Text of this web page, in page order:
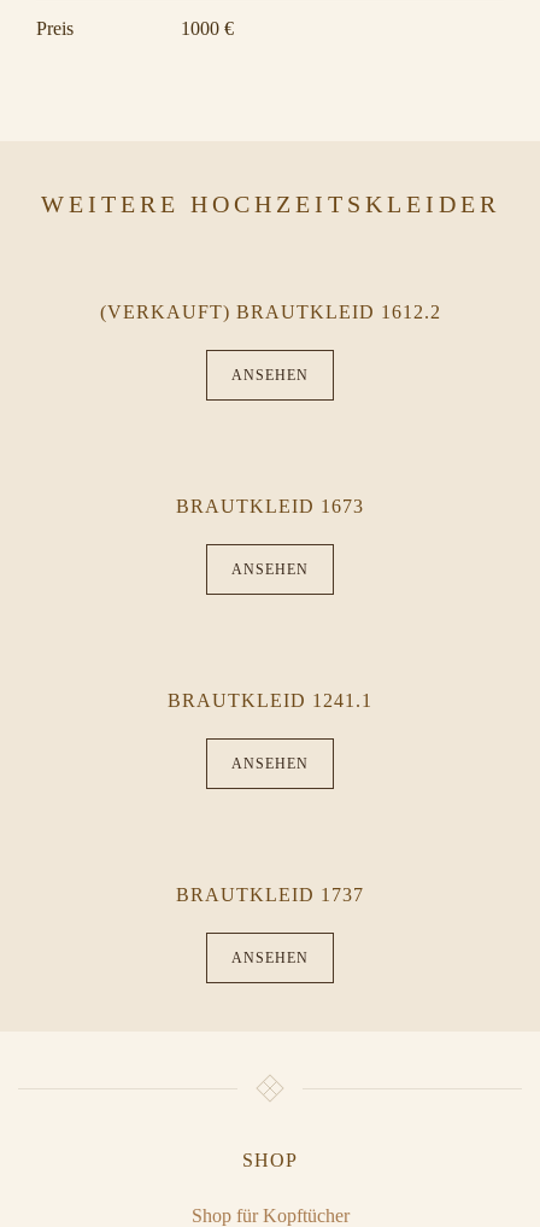
Preis 1000 €
WEITERE HOCHZEITSKLEIDER
(VERKAUFT) BRAUTKLEID 1612.2
ANSEHEN
BRAUTKLEID 1673
ANSEHEN
BRAUTKLEID 1241.1
ANSEHEN
BRAUTKLEID 1737
ANSEHEN
SHOP
Shop für Kopftücher